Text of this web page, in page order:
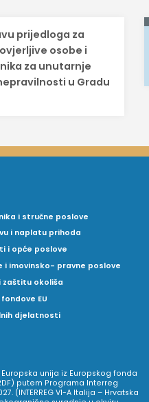
prijedloga za
osobe i
za unutarnje
u Gradu
i stručne poslove
i naplatu prihoda
i opće poslove
i imovinsko- pravne poslove
zaštitu okoliša
EU
djelatnosti
unija iz Europskog fonda
putem Programa Interreg
(INTERREG VI-A Italija – Hrvatska